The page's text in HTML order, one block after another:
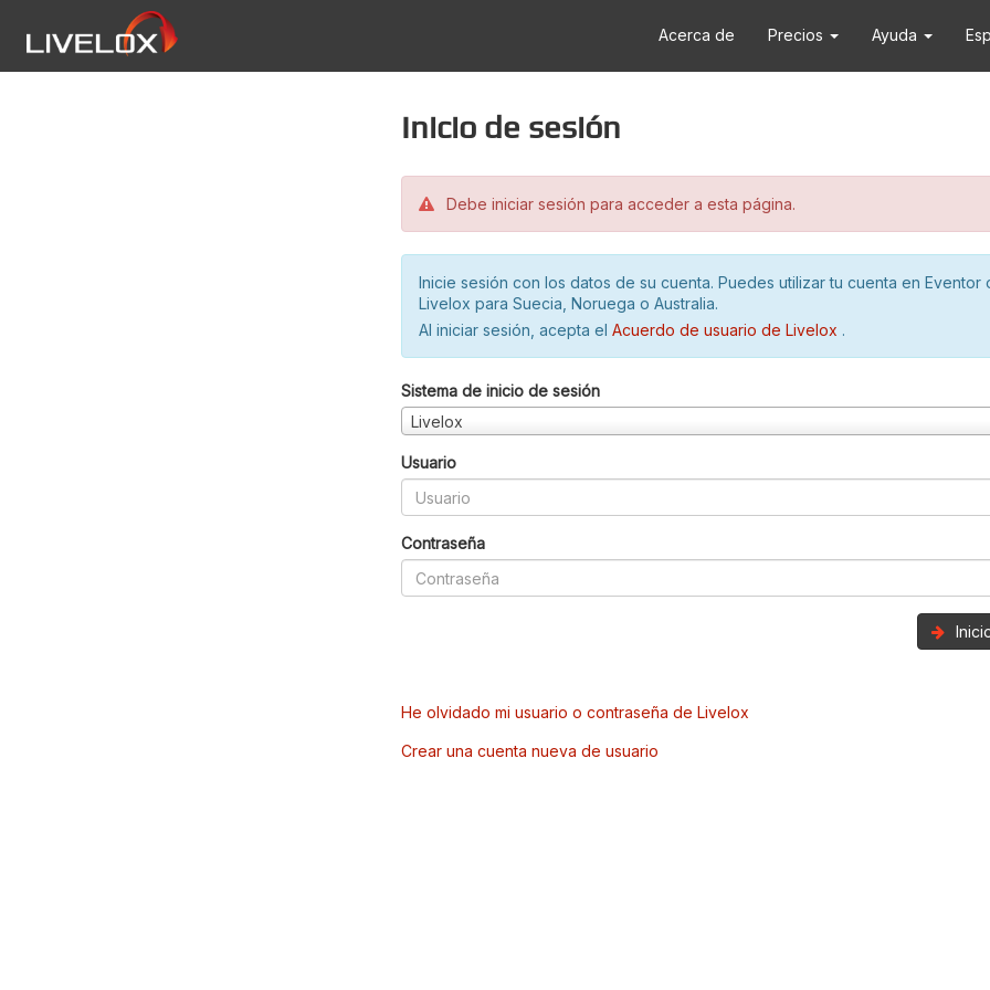
Acerca de Precios Ayuda
Inicio de sesión
Debe iniciar sesión para acceder a esta página.
Inicie sesión con los datos de su cuenta. Puedes utilizar tu cuenta en Eventor
Livelox para Suecia, Noruega o Australia.
Al iniciar sesión, acepta el Acuerdo de usuario de Livelox .
Sistema de inicio de sesión
Livelox
Usuario
Contraseña
He olvidado mi usuario o contraseña de Livelox
Crear una cuenta nueva de usuario